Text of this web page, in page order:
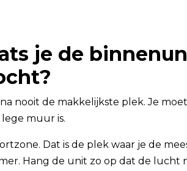
je de
nooit de makkelijkste plek. Je
muur is.
Dat is de plek waar je de
Hang de unit zo op dat de lucht